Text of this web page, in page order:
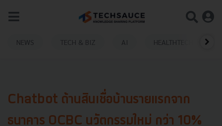
NEWS TECH & BIZ AI HEALTHTECH
Chatbot ด้านสินเชื่อบ้านรายแรกจาก
ธนาคาร OCBC นวัตกรรมใหม่ กว่า 10%